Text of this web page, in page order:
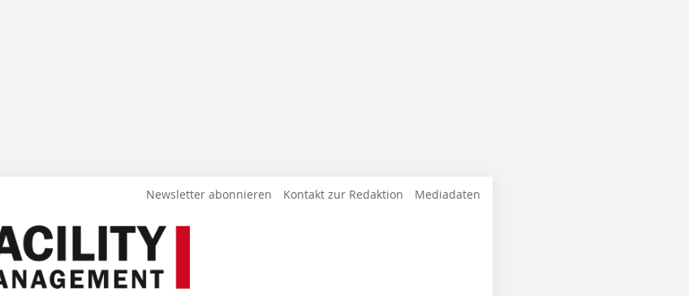
Newsletter abonnieren Kontakt zur Redaktion Mediadaten